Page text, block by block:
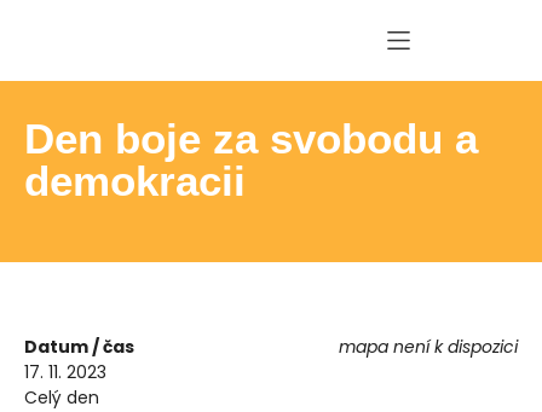
Den boje za svobodu a
demokracii
mapa není k dispozici
Datum / čas
17. 11. 2023
Celý den